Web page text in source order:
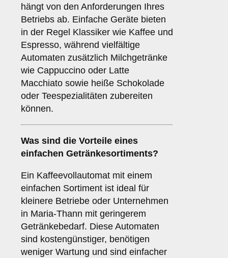
hängt von den Anforderungen Ihres
Betriebs ab. Einfache Geräte bieten
in der Regel Klassiker wie Kaffee und
Espresso, während vielfältige
Automaten zusätzlich Milchgetränke
wie Cappuccino oder Latte
Macchiato sowie heiße Schokolade
oder Teespezialitäten zubereiten
können.
Was sind die Vorteile eines
einfachen Getränkesortiments?
Ein Kaffeevollautomat mit einem
einfachen Sortiment ist ideal für
kleinere Betriebe oder Unternehmen
in Maria-Thann mit geringerem
Getränkebedarf. Diese Automaten
sind kostengünstiger, benötigen
weniger Wartung und sind einfacher